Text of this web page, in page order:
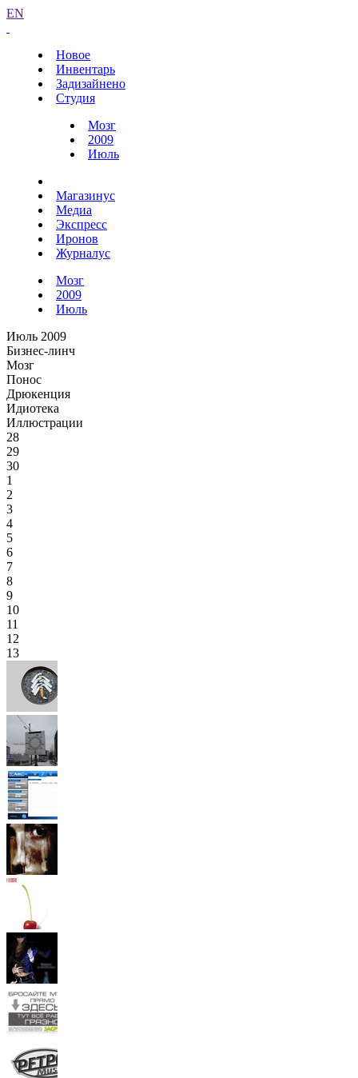
EN
Новое
Инвентарь
Задизайнено
Студия
Мозг
2009
Июль
Магазинус
Медиа
Экспресс
Иронов
Журналус
Мозг
2009
Июль
Июль 2009
Бизнес-линч
Мозг
Понос
Дрюкенция
Идиотека
Иллюстрации
28
29
30
1
2
3
4
5
6
7
8
9
10
11
12
13